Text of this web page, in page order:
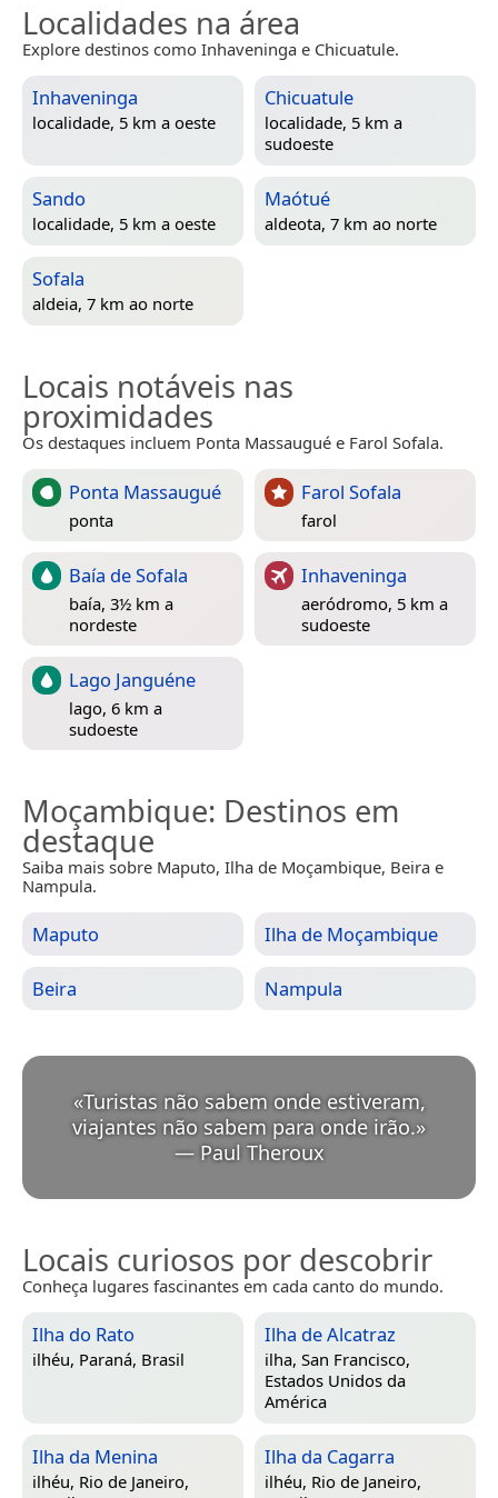
Localidades na área
Explore destinos como Inhaveninga e Chicuatule.
Inhaveninga
localidade, 5 km a oeste
Chicuatule
localidade, 5 km a
sudoeste
Sando
localidade, 5 km a oeste
Maótué
aldeota, 7 km ao norte
Sofala
aldeia, 7 km ao norte
Locais notáveis nas
proximidades
Os destaques incluem Ponta Massaugué e Farol Sofala.
Ponta Massaugué
ponta
Farol Sofala
farol
Baía de Sofala
baía, 3½ km a
nordeste
Inhaveninga
aeródromo, 5 km a
sudoeste
Lago Janguéne
lago, 6 km a
sudoeste
Moçambique: Destinos em
destaque
Saiba mais sobre Maputo, Ilha de Moçambique, Beira e
Nampula.
Maputo Ilha de Moçambique
Beira Nampula
«Turistas não sabem onde estiveram,
viajantes não sabem para onde irão.
— Paul Theroux
Locais curiosos por descobrir
Conheça lugares fascinantes em cada canto do mundo.
Ilha do Rato
ilhéu, Paraná, Brasil
Ilha de Alcatraz
ilha, San Francisco,
Estados Unidos da
América
Ilha da Menina
ilhéu, Rio de Janeiro,
Ilha da Cagarra
ilhéu, Rio de Janeiro,